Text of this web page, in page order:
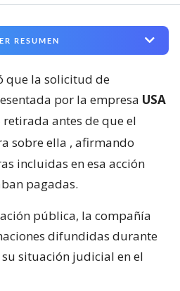
RESUMEN
que la solicitud de
por la empresa USA
retirada antes de que el
sobre ella , afirmando
incluidas en esa acción
pagadas.
pública, la compañía
difundidas durante
situación judicial en el